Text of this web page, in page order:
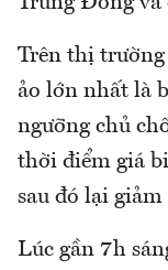
Trên thị
ảo lớn nhất là
ngưỡng chủ
thời điểm giá
sau đó lại
Lúc gần 7h